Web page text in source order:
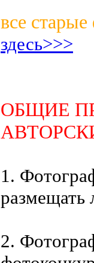
все
здесь>>>
ОБЩИЕ
1.
размещать
2.